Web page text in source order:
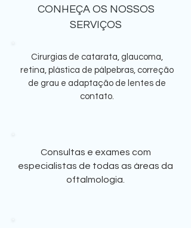
CONHEÇA OS NOSSOS
SERVIÇOS
Cirurgias de catarata, glaucoma,
retina, plástica de pálpebras, correção
de grau e adaptação de lentes de
contato.
Consultas e exames com
especialistas de todas as áreas da
oftalmologia.